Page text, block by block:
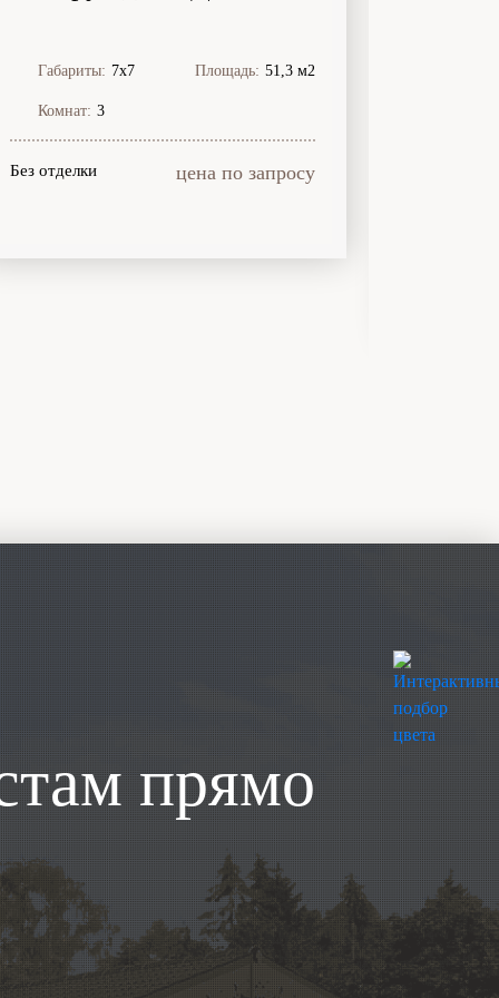
Габариты: 7х7 Площадь: 51,3 м2
Комнат: 3
Без отделки цена по запросу
прямо